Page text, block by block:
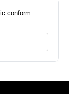
conform